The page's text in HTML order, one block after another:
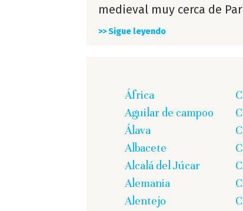
medieval muy cerca de
>> Sigue leyendo
África
Aguilar de campoo
Álava
Albacete
Alcalá del Júcar
Alemania
Alentejo